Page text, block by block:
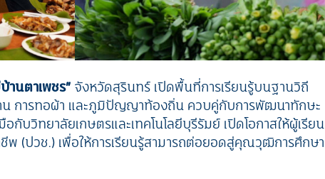
านตาเพชร” จังหวัดสุรินทร์ เปิดพื้นที่การเรียนรู้บนฐานวิถี
น การทอผ้า และภูมิปัญญาท้องถิ่น ควบคู่กับการพัฒนาทักษะ
บวิทยาลัยเกษตรและเทคโนโลยีบุรีรัมย์ เปิดโอกาสให้ผู้เรียน
พ (ปวช.) เพื่อให้การเรียนรู้สามารถต่อยอดสู่คุณวุฒิการศึกษา